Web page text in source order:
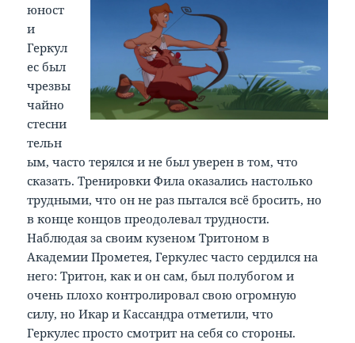
юност
и
Геркул
ес был
чрезвы
чайно
стесни
тельн
ым, часто терялся и не был уверен в том, что
сказать. Тренировки Фила оказались настолько
трудными, что он не раз пытался всё бросить, но
в конце концов преодолевал трудности.
Наблюдая за своим кузеном Тритоном в
Академии Прометея, Геркулес часто сердился на
него: Тритон, как и он сам, был полубогом и
очень плохо контролировал свою огромную
силу, но Икар и Кассандра отметили, что
Геркулес просто смотрит на себя со стороны.